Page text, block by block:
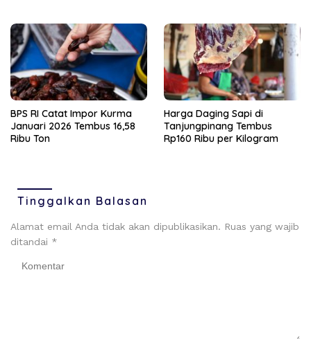
BPS RI Catat Impor Kurma
Januari 2026 Tembus 16,58
Ribu Ton
Harga Daging Sapi di
Tanjungpinang Tembus
Rp160 Ribu per Kilogram
Tinggalkan Balasan
Alamat email Anda tidak akan dipublikasikan. Ruas yang wajib
ditandai *